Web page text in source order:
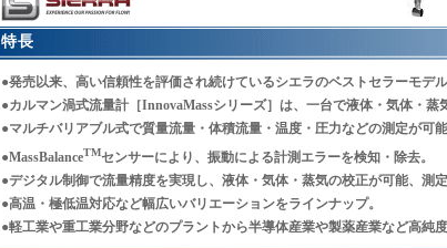
特長
●発売以来、高い信頼性を評価され続けているシエラのベストセラーモデル
●カルマン渦式流量計［InnovaMassシリーズ］は、一台で液体・気体・蒸
●マルチバリアブル式で質量流量・体積流量・温度・圧力などの測定が可能
●MassBalanceTMセンサーにより、振動による計測エラーを検知・除去。
●デジタル制御で流量精度を実現し、液体・気体・蒸気の校正が可能、測
●高温・極低温対応など幅広いバリエーションをラインナップ。
●軽工業や重工業分野などのプラントから半導体産業や製薬産業など高純